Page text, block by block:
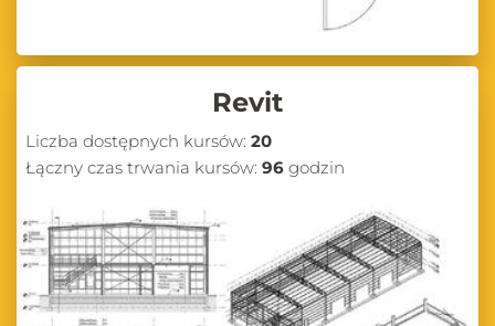
Revit
Liczba dostępnych kursów: 20
Łączny czas trwania kursów: 96 godzin